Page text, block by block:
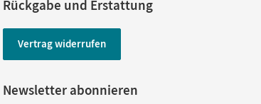
Rückgabe und Erstattung
Vertrag widerrufen
Newsletter abonnieren